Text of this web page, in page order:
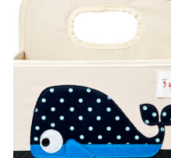
varianti.
essere
scelte
nella
pagina